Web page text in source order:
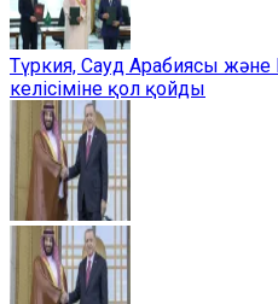
Түркия, Сауд Арабиясы
келісіміне қол қойды